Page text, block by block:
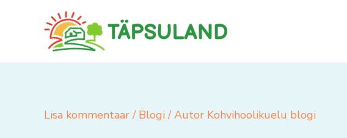
Lisa kommentaar / Blogi/ Autor Kohvihoolikuelu blogi